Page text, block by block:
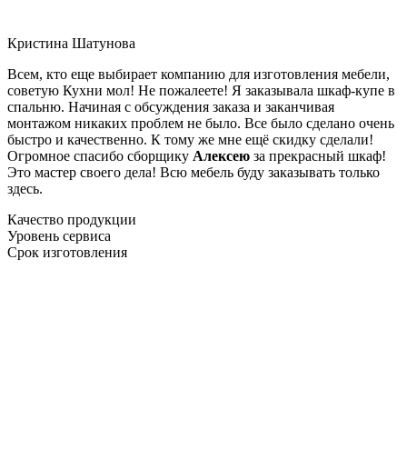
Кристина Шатунова
Всем, кто еще выбирает компанию для изготовления мебели,
советую Кухни мол! Не пожалеете! Я заказывала шкаф-купе в
спальню. Начиная с обсуждения заказа и заканчивая
монтажом никаких проблем не было. Все было сделано очень
быстро и качественно. К тому же мне ещё скидку сделали!
Огромное спасибо сборщику Алексею за прекрасный шкаф!
Это мастер своего дела! Всю мебель буду заказывать только
здесь.
Качество продукции
Уровень сервиса
Срок изготовления